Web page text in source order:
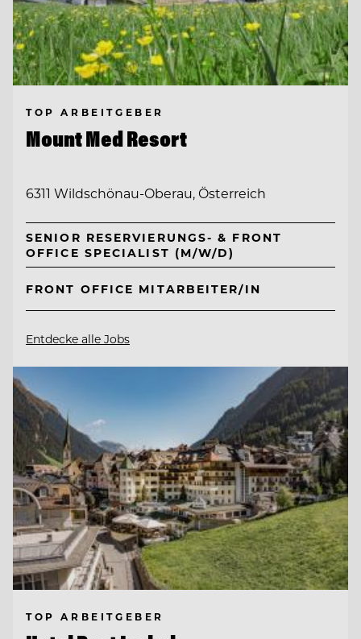
TOP ARBEITGEBER
Mount Med Resort
6311 Wildschönau-Oberau, Österreich
SENIOR RESERVIERUNGS- & FRONT
OFFICE SPECIALIST (M/W/D)
FRONT OFFICE MITARBEITER/IN
Entdecke alle Jobs
TOP ARBEITGEBER